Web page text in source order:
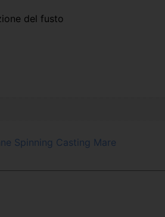
del fusto
Spinning Casting Mare